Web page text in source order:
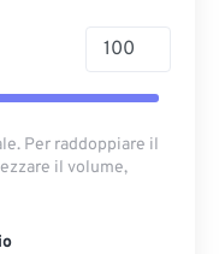
Per raddoppiare il
il volume,